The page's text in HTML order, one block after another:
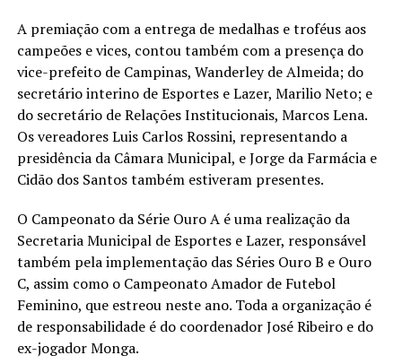
A premiação com a entrega de medalhas e troféus aos
campeões e vices, contou também com a presença do
vice-prefeito de Campinas, Wanderley de Almeida; do
secretário interino de Esportes e Lazer, Marilio Neto; e
do secretário de Relações Institucionais, Marcos Lena.
Os vereadores Luis Carlos Rossini, representando a
presidência da Câmara Municipal, e Jorge da Farmácia e
Cidão dos Santos também estiveram presentes.
O Campeonato da Série Ouro A é uma realização da
Secretaria Municipal de Esportes e Lazer, responsável
também pela implementação das Séries Ouro B e Ouro
C, assim como o Campeonato Amador de Futebol
Feminino, que estreou neste ano. Toda a organização é
de responsabilidade é do coordenador José Ribeiro e do
ex-jogador Monga.